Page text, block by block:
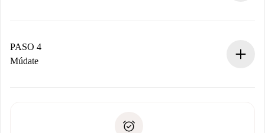
contacto con el propietario.
Si es rechazada: No te haremos ningún cargo y te
Prueba de solvencia
PASO 4
Múdate
no nos comunicas ningún problema.